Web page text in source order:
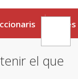
Eines
el que